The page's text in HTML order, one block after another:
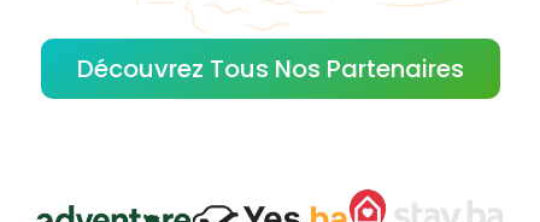
Découvrez Tous Nos Partenaires